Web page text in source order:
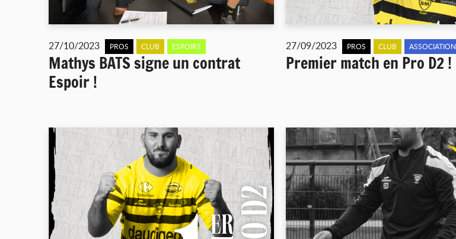
27/10/2023 PROS CLUB ESPOIRS
Mathys BATS signe un contrat
Espoir !
27/09/2023 PROS CLUB ASSOCIATION
Premier match en Pro D2 !